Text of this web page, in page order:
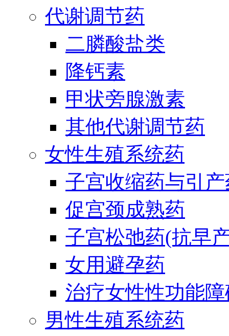
代谢调节药
二膦酸盐类
降钙素
甲状旁腺激素
其他代谢调节药
女性生殖系统药
子宫收缩药与引
促宫颈成熟药
子宫松弛药(抗早
女用避孕药
治疗女性性功能
男性生殖系统药